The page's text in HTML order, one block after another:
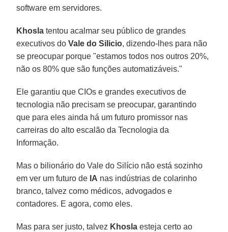
software em servidores.
Khosla tentou acalmar seu público de grandes
executivos doVale do Silicio, dizendo-lhes para não
se preocupar porque "estamos todos nos outros 20%,
não os 80% que são funções automatizáveis."
Ele garantiu que CIOs e grandes executivos de
tecnologia não precisam se preocupar, garantindo
que para eles ainda há um futuro promissor nas
carreiras do alto escalão da Tecnologia da
Informação.
Mas o bilionário do Vale do Silício não está sozinho
em ver um futuro de IA nas indústrias de colarinho
branco, talvez como médicos, advogados e
contadores. E agora, como eles.
Mas para ser justo, talvez Khosla esteja certo ao